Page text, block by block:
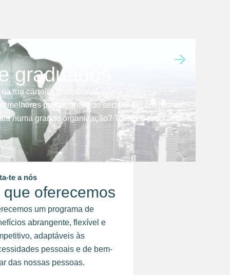
graduados
tua carreira profissional, numa empresa
melhores profissionais do sector? Ou apenas um
numa grande organização? Temos o programa
te a nós
que oferecemos
um programa de
abrangente, flexível e
adaptáveis às
pessoais e de bem-
das nossas pessoas.